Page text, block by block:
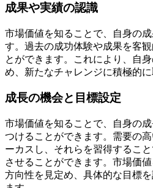
成果や実績の認識
市場価値を知ることで、自身の
す。過去の成功体験や成果を客
とができます。これにより、自
め、新たなチャレンジに積極的
成長の機会と目標設定
市場価値を知ることで、自身の
つけることができます。需要の
ーカスし、それらを習得するこ
させることができます。市場価
方向性を見定め、具体的な目標